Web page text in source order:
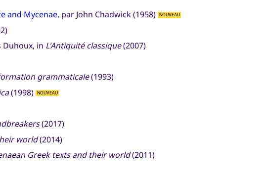
and Mycenae, par John Chadwick (1958) NOUVEAU
Duhoux, in L'Antiquité classique(2007)
grammaticale(1993)
(1998) NOUVEAU
(2017)
world(2014)
Greek texts and their world(2011)